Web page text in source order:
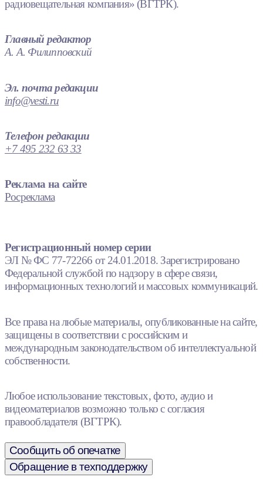
радиовещательная компания» (ВГТРК).
Главный редактор
А. А. Филипповский
Эл. почта редакции
info@vesti.ru
Телефон редакции
+7 495 232 63 33
Реклама на сайте
Росреклама
Регистрационный номер серии
ЭЛ № ФС 77-72266 от 24.01.2018. Зарегистрировано
Федеральной службой по надзору в сфере связи,
информационных технологий и массовых коммуникаций.
Все права на любые материалы, опубликованные на сайте,
защищены в соответствии с российским и
международным законодательством об интеллектуальной
собственности.
Любое использование текстовых, фото, аудио и
видеоматериалов возможно только с согласия
правообладателя (ВГТРК).
Сообщить об опечатке
Обращение в техподдержку